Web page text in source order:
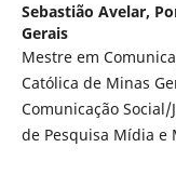
Sebastião Avelar,
Gerais
Mestre em
Católica de Minas
Comunicação
de Pesquisa Mídia e